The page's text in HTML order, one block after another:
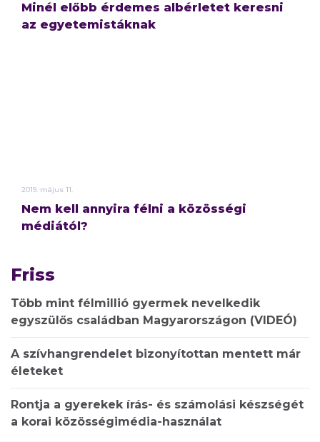
Minél előbb érdemes albérletet keresni
az egyetemistáknak
2019. május 11.
Nem kell annyira félni a közösségi
médiától?
Friss
Több mint félmillió gyermek nevelkedik
egyszülős családban Magyarországon (VIDEÓ)
A szívhangrendelet bizonyítottan mentett már
életeket
Rontja a gyerekek írás- és számolási készségét
a korai közösségimédia-használat